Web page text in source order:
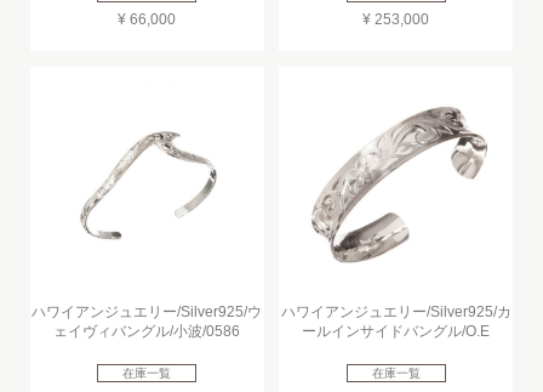
¥ 66,000 ¥ 253,000
ハワイアンジュエリー/Silver925/ウ
ェイヴィバングル/小波/0586
在庫一覧
ハワイアンジュエリー/Silver925/カ
ールインサイドバングル/O.E
在庫一覧